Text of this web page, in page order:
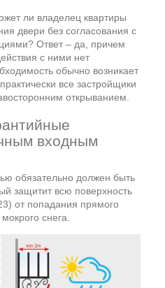
ли владелец квартиры
двери без согласования с
Ответ – да, причем
с ними нет
обычно возникает
все застройщики
открыванием.
входным
обязательно должен быть
защитит всю поверхность
от попадания прямого
снега.